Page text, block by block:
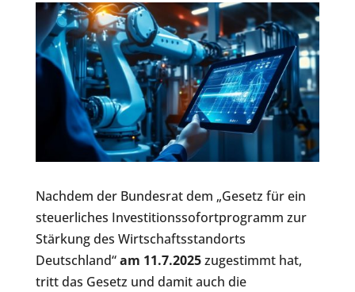
Nachdem der Bundesrat dem „Gesetz für ein
steuerliches Investitionssofortprogramm zur
Stärkung des Wirtschaftsstandorts
Deutschland“am 11.7.2025zugestimmt hat,
tritt das Gesetz und damit auch die